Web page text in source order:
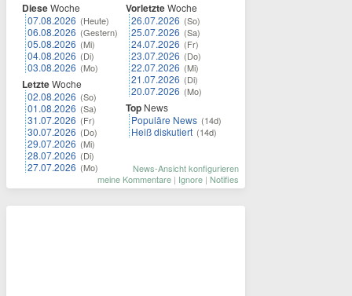
DieseWoche
07.08.2026 (Heute)
06.08.2026 (Gestern)
05.08.2026 (Mi)
04.08.2026 (Di)
03.08.2026 (Mo)
LetzteWoche
02.08.2026 (So)
01.08.2026 (Sa)
31.07.2026 (Fr)
30.07.2026 (Do)
29.07.2026 (Mi)
28.07.2026 (Di)
27.07.2026 (Mo)
VorletzteWoche
26.07.2026 (So)
25.07.2026 (Sa)
24.07.2026 (Fr)
23.07.2026 (Do)
22.07.2026 (Mi)
21.07.2026 (Di)
20.07.2026 (Mo)
Top News
Populäre News (14d)
Heiß diskutiert (14d)
News-Ansicht konfigurieren
meine Kommentare | Ignore | Notifies